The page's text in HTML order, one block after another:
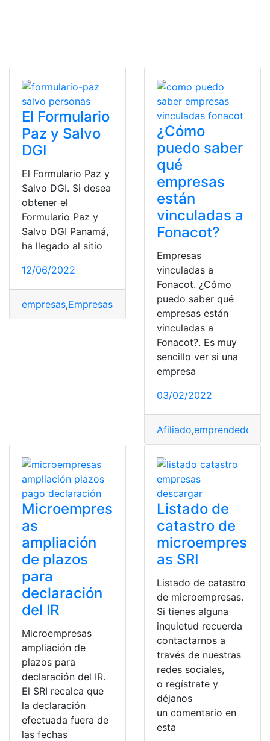
El Formulario
Paz y Salvo
DGI
El Formulario Paz y
Salvo DGI. Si desea
obtener el
Formulario Paz y
Salvo DGI Panamá,
ha llegado al sitio
12/06/2022
empresas,Empresas Automotrices,formularios,
¿Cómo
puedo saber
qué
empresas
están
vinculadas a
Fonacot?
Empresas
vinculadas a
Fonacot. ¿Cómo
puedo saber qué
empresas están
vinculadas a
Fonacot?. Es muy
sencillo ver si una
empresa
03/02/2022
Afiliado,emprendedores
Microempres
as
ampliación
de plazos
para
declaración
del IR
Microempresas
ampliación de
plazos para
declaración del IR.
El SRI recalca que
la declaración
efectuada fuera de
las fechas
Listado de
catastro de
microempres
as SRI
Listado de catastro
de microempresas.
Si tienes alguna
inquietud recuerda
contactarnos a
través de nuestras
redes sociales,
o regístrate y
déjanos
un comentario en
esta